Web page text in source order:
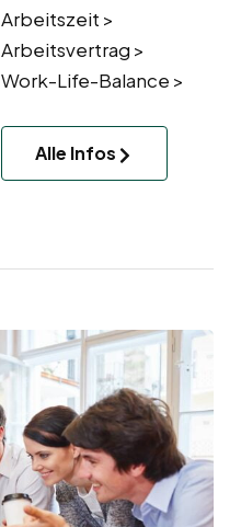
Arbeitszeit >
Arbeitsvertrag >
Work-Life-Balance >
Alle Infos